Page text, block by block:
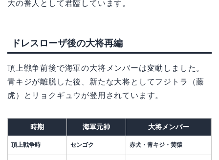
大の番人として君臨しています。
ドレスローザ後の大将再編
頂上戦争前後で海軍の大将メンバーは変動しました。
青キジが離脱した後、新たな大将としてフジトラ（藤
虎）とリョクギュウが登用されています。
時期 海軍元帥 大将メンバー
頂上戦争時 センゴク 赤犬・青キジ・黄猿